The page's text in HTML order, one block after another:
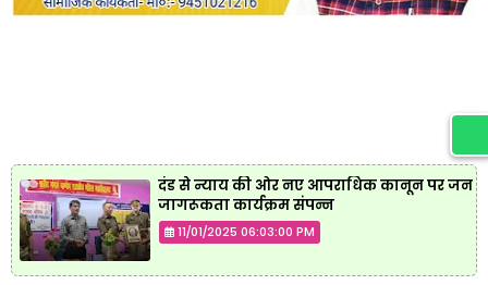
दंड से न्याय की ओर नए आपराधिक कानून पर जन
जागरूकता कार्यक्रम संपन्न
11/01/2025 06:03:00 PM